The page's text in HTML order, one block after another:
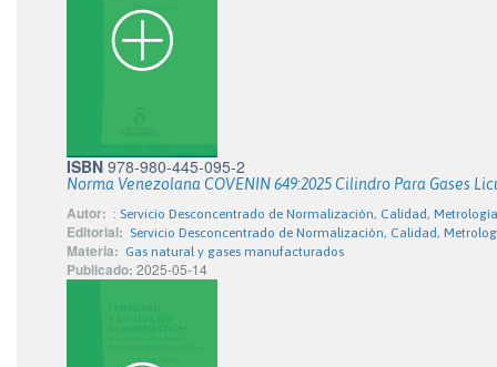
ISBN 978-980-445-095-2
Norma Venezolana COVENIN 649:2025 Cilindro Para Gases
Autor: : Servicio Desconcentrado de Normalización, Calidad, Metrología
Editorial: Servicio Desconcentrado de Normalización, Calidad,
Materia: Gas natural y gases manufacturados
Publicado: 2025-05-14